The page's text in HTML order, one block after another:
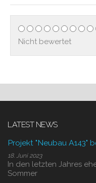
Nicht bewertet
LATEST NEWS
Projekt "Neubau A143"
18. Juni 2023
In den letzten Jahres
Sommer